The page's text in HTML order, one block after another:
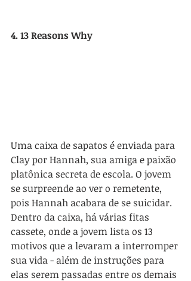
4. 13 Reasons Why
Uma caixa de sapatos é enviada para
Clay por Hannah, sua amiga e paixão
platônica secreta de escola. O jovem
se surpreende ao ver o remetente,
pois Hannah acabara de se suicidar.
Dentro da caixa, há várias fitas
cassete, onde a jovem lista os 13
motivos que a levaram a interromper
sua vida - além de instruções para
elas serem passadas entre os demais